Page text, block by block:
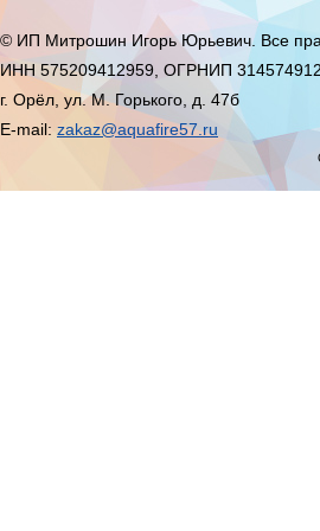
© ИП Митрошин Игорь Юрьевич. Все
ИНН 575209412959, ОГРНИП
г. Орёл, ул. М. Горького, д. 47б
E-mail: zakaz@aquafire57.ru